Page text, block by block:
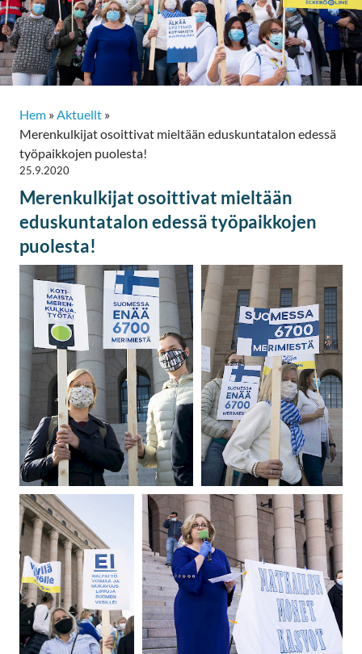
Hem »Aktuellt »
Merenkulkijat osoittivat mieltään eduskuntatalon edessä
työpaikkojen puolesta!
25.9.2020
Merenkulkijat osoittivat mieltään
eduskuntatalon edessä työpaikkojen
puolesta!